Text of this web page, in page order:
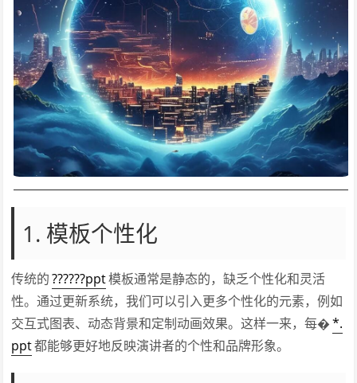
1. 模板个性化
传统的 ??????ppt模板通常是静态的，缺乏个性化和灵活
性。通过更新系统，我们可以引入更多个性化的元素，例如
交互式图表、动态背景和定制动画效果。这样一来，每� *.
ppt都能够更好地反映演讲者的个性和品牌形象。